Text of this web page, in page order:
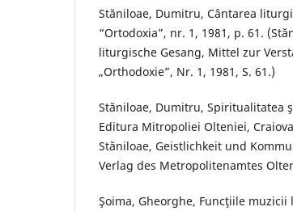
Stăniloae, Dumitru, Cântarea
“Ortodoxia”, nr. 1, 1981, p. 61.
liturgische Gesang, Mittel zur
„Orthodoxie”, Nr. 1, 1981, S. 61.)
Stăniloae, Dumitru, Spiritualitatea
Editura Mitropoliei Olteniei,
Stăniloae, Geistlichkeit und
Verlag des Metropolitenamtes
Şoima, Gheorghe, Funcţiile